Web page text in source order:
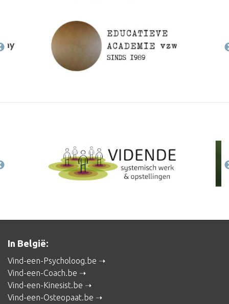
In België:
Vind-een-Psycholoog.be
Vind-een-Coach.be
Vind-een-Kinesist.be
Vind-een-Osteopaat.be